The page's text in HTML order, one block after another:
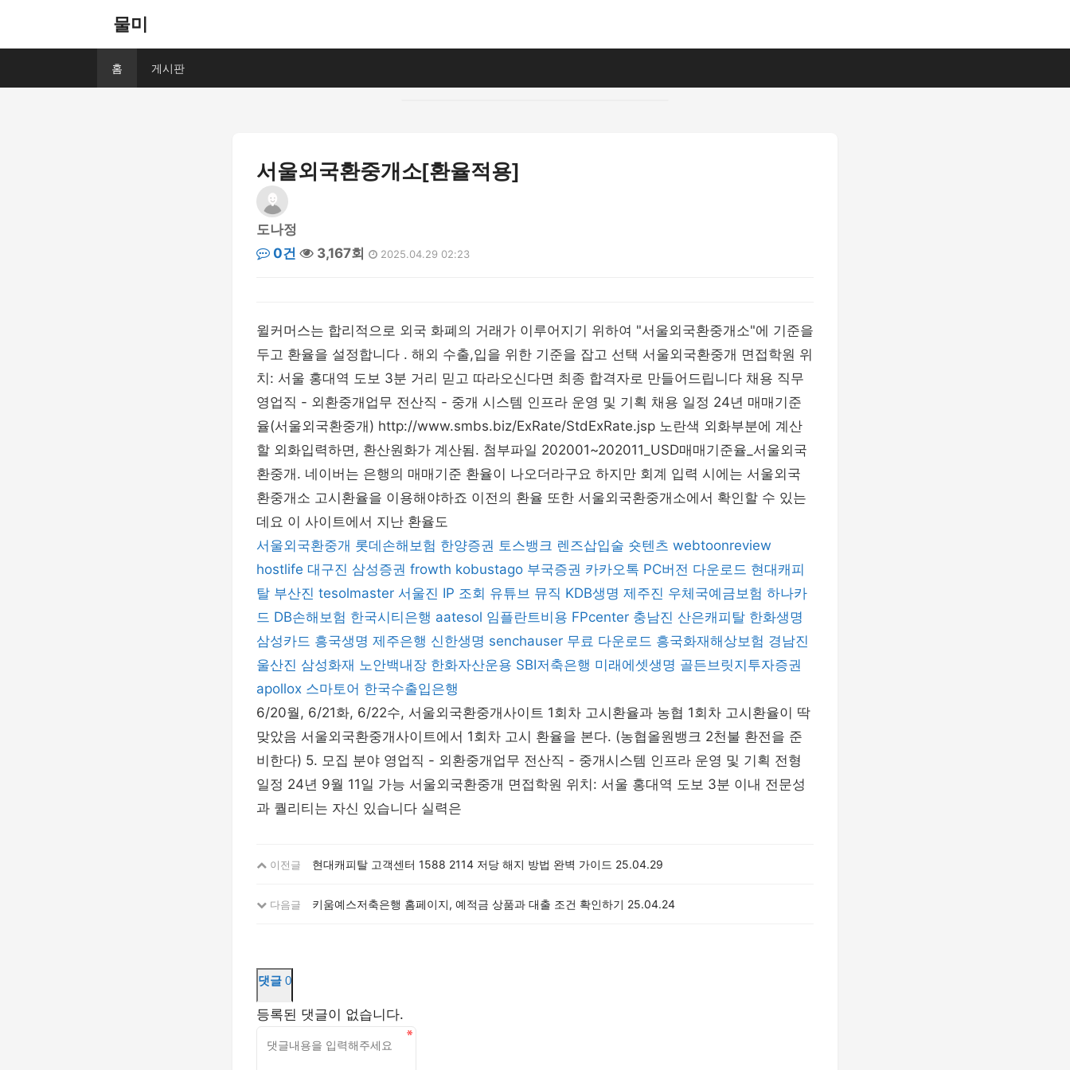
물미
홈 게시판
서울외국환중개소[환율적용]
도나정
0건
3,167회 2025.04.29 02:23
윌커머스는 합리적으로 외국 화폐의 거래가 이루어지기 위하여 "서울외국환중개소"에 기준을
두고 환율을 설정합니다 . 해외 수출,입을 위한 기준을 잡고 선택 서울외국환중개 면접학원 위
치: 서울 홍대역 도보 3분 거리 믿고 따라오신다면 최종 합격자로 만들어드립니다 채용 직무
영업직 - 외환중개업무 전산직 - 중개 시스템 인프라 운영 및 기획 채용 일정 24년 매매기준
율(서울외국환중개) http://www.smbs.biz/ExRate/StdExRate.jsp 노란색 외화부분에 계산
할 외화입력하면, 환산원화가 계산됨. 첨부파일 202001~202011_USD매매기준율_서울외국
환중개. 네이버는 은행의 매매기준 환율이 나오더라구요 하지만 회계 입력 시에는 서울외국
환중개소 고시환율을 이용해야하죠 이전의 환율 또한 서울외국환중개소에서 확인할 수 있는
데요 이 사이트에서 지난 환율도
서울외국환중개 롯데손해보험 한양증권 토스뱅크 렌즈삽입술 숏텐츠 webtoonreview
hostlife 대구진 삼성증권 frowth kobustago 부국증권 카카오톡 PC버전 다운로드 현대캐피
탈 부산진 tesolmaster 서울진 IP 조회 유튜브 뮤직 KDB생명 제주진 우체국예금보험 하나카
드 DB손해보험 한국시티은행 aatesol 임플란트비용 FPcenter 충남진 산은캐피탈 한화생명
삼성카드 흥국생명 제주은행 신한생명 senchauser 무료 다운로드 흥국화재해상보험 경남진
울산진 삼성화재 노안백내장 한화자산운용 SBI저축은행 미래에셋생명 골든브릿지투자증권
apollox 스마토어 한국수출입은행
6/20월, 6/21화, 6/22수, 서울외국환중개사이트 1회차 고시환율과 농협 1회차 고시환율이 딱
맞았음 서울외국환중개사이트에서 1회차 고시 환율을 본다. (농협올원뱅크 2천불 환전을 준
비한다) 5. 모집 분야 영업직 - 외환중개업무 전산직 - 중개시스템 인프라 운영 및 기획 전형
일정 24년 9월 11일 가능 서울외국환중개 면접학원 위치: 서울 홍대역 도보 3분 이내 전문성
과 퀄리티는 자신 있습니다 실력은
이전글 현대캐피탈 고객센터 1588 2114 저당 해지 방법 완벽 가이드 25.04.29
다음글 키움예스저축은행 홈페이지, 예적금 상품과 대출 조건 확인하기 25.04.24
댓글 0
등록된 댓글이 없습니다.